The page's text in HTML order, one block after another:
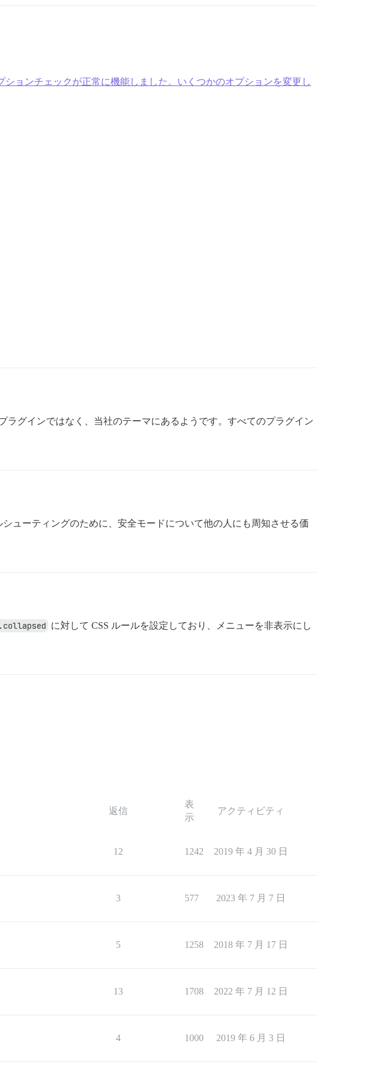
ションチェックが正常に機能しました。いくつかのオプションを変更し
グインではなく、当社のテーマにあるようです。すべてのプラグイン
ューティングのために、安全モードについて他の人にも周知させる価
に対して CSS ルールを設定しており、メニューを非表示にし
返信
表
示
アクティビティ
12 1242 2019 年 4 月 30 日
3 577 2023 年 7 月 7 日
5 1258 2018 年 7 月 17 日
13 1708 2022 年 7 月 12 日
4 1000 2019 年 6 月 3 日